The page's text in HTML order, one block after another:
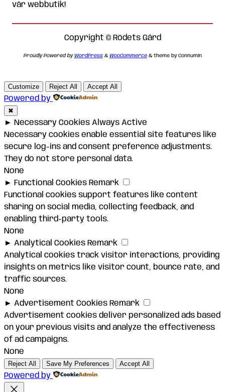
vår webbutik!
Copyright © Rödets Gård
Proudly Powered by WordPress& WooCommerce& theme by Connumin
Customize Reject All Accept All
Powered by
✖
► Necessary Cookies Always Active
Necessary cookies enable essential site features like
secure log-ins and consent preference adjustments.
They do not store personal data.
None
► Functional Cookies Remark
Functional cookies support features like content
sharing on social media, collecting feedback, and
enabling third-party tools.
None
► Analytical Cookies Remark
Analytical cookies track visitor interactions, providing
insights on metrics like visitor count, bounce rate, and
traffic sources.
None
► Advertisement Cookies Remark
Advertisement cookies deliver personalized ads based
on your previous visits and analyze the effectiveness
of ad campaigns.
None
Reject All Save My Preferences Accept All
Powered by